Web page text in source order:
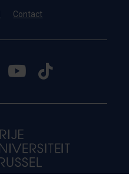
Contact